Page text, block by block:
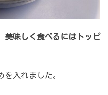
美味しく食べるにはトッピ
を入れました。